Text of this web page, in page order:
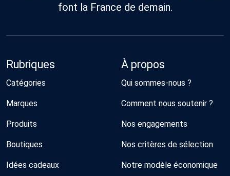
font la France de demain.
Rubriques
Catégories
Marques
Produits
Boutiques
Idées cadeaux
À propos
Qui sommes-nous ?
Comment nous soutenir ?
Nos engagements
Nos critères de sélection
Notre modèle économique